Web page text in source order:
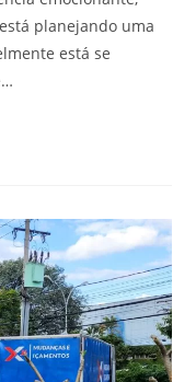
planejando uma
está se